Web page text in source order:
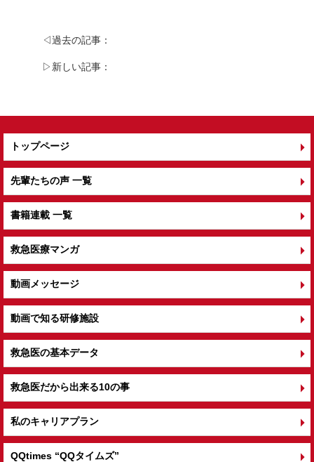
b
o
◁過去の記事：
▷新しい記事：
トップページ
先輩たちの声 一覧
書籍連載 一覧
救急医療マンガ
動画メッセージ
動画で知る研修施設
救急医の基本データ
救急医だから出来る10の事
私のキャリアプラン
QQtimes “QQタイムズ”